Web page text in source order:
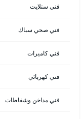
فني ستلايت
فني صحي سباك
فني كاميرات
فني كهربائي
فني مداخن وشفاطات